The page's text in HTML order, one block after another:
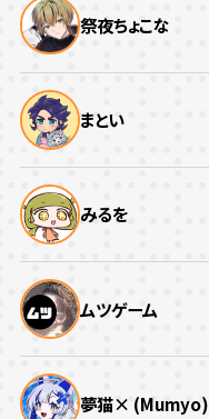
祭夜ちょこな
まとい
みるを
ムツゲーム
夢猫× (Mumyo)